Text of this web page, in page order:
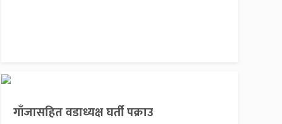
गाँजासहित वडाध्यक्ष घर्ती पक्राउ